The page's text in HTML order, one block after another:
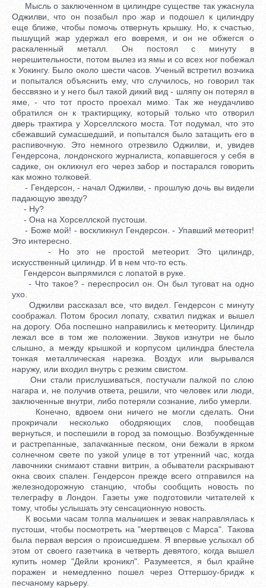
Мысль о заключенном в цилиндре существе так ужаснула
Оджилви, что он позабыл про жар и подошел к цилиндру
еще ближе, чтобы помочь отвернуть крышку. Но, к счастью,
пышущий жар удержал его вовремя, и он не обжегся о
раскаленный металл. Он постоял с минуту в
нерешительности, потом вылез из ямы и со всех ног побежал
к Уокингу. Было около шести часов. Ученый встретил возчика
и попытался объяснить ему, что случилось, но говорил так
бессвязно и у него был такой дикий вид - шляпу он потерял в
яме, - что тот просто проехал мимо. Так же неудачливо
обратился он к трактирщику, который только что отворил
дверь трактира у Хорселлского моста. Тот подумал, что это
сбежавший сумасшедший, и попытался было затащить его в
распивочную. Это немного отрезвило Оджилви, и, увидев
Гендерсона, лондонского журналиста, копавшегося у себя в
садике, он окликнул его через забор и постарался говорить
как можно толковей.
- Гендерсон, - начал Оджилви, - прошлую дочь вы видели
падающую звезду?
- Ну?
- Она на Хорселлской пустоши.
- Боже мой! - воскликнул Гендерсон. - Упавший метеорит!
Это интересно.
- Но это не простой метеорит. Это цилиндр,
искусственный цилиндр. И в нем что-то есть.
Гендерсон выпрямился с лопатой в руке.
- Что такое? - переспросил он. Он был туговат на одно
ухо.
Оджилви рассказал все, что видел. Гендерсон с минуту
соображал. Потом бросил лопату, схватил пиджак и вышел
на дорогу. Оба поспешно направились к метеориту. Цилиндр
лежал все в том же положении. Звуков изнутри не было
слышно, а между крышкой и корпусом цилиндра блестела
тонкая металлическая нарезка. Воздух или вырывался
наружу, или входил внутрь с резким свистом.
Они стали прислушиваться, постучали палкой по слою
нагара и, не получив ответа, решили, что человек или люди,
заключенные внутри, либо потеряли сознание, либо умерли.
Конечно, вдвоем они ничего не могли сделать. Они
прокричали несколько ободряющих слов, пообещав
вернуться, и поспешили в город за помощью. Возбужденные
и растрепанные, запачканные песком, они бежали в ярком
солнечном свете по узкой улице в тот утренний час, когда
лавочники снимают ставни витрин, а обыватели раскрывают
окна своих спален. Гендерсон прежде всего отправился на
железнодорожную станцию, чтобы сообщить новость по
телеграфу в Лондон. Газеты уже подготовили читателей к
тому, чтобы услышать эту сенсационную новость.
К восьми часам толпа мальчишек и зевак направлялась к
пустоши, чтобы посмотреть на "мертвецов с Марса". Такова
была первая версия о происшедшем. Я впервые услыхал об
этом от своего газетчика в четверть девятого, когда вышел
купить номер "Дейли кроникл". Разумеется, я был крайне
поражен и немедленно пошел через Оттершоу-бридж к
песчаному карьеру.